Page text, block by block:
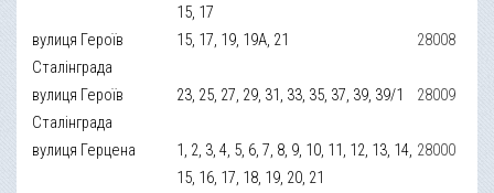
15, 17
вулиця Героїв
Сталінграда
15, 17, 19, 19А, 21 28008
вулиця Героїв
Сталінграда
23, 25, 27, 29, 31, 33, 35, 37, 39, 39/1 28009
вулиця Герцена
1, 2, 3, 4, 5, 6, 7, 8, 9, 10, 11, 12, 13, 14,
15, 16, 17, 18, 19, 20, 21
28000